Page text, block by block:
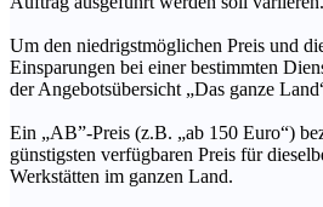
Um den niedrigstmöglichen Preis und
Einsparungen bei einer bestimmten
der Angebotsübersicht „Das ganze
Ein „AB”-Preis (z.B. „ab 150 Euro“)
günstigsten verfügbaren Preis für
Werkstätten im ganzen Land.